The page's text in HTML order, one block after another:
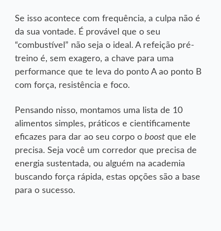
Se isso acontece com frequência, a culpa não é
da sua vontade. É provável que o seu
“combustível” não seja o ideal. A refeição pré-
treino é, sem exagero, a chave para uma
performance que te leva do ponto A ao ponto B
com força, resistência e foco.
Pensando nisso, montamos uma lista de 10
alimentos simples, práticos e cientificamente
eficazes para dar ao seu corpo o boost que ele
precisa. Seja você um corredor que precisa de
energia sustentada, ou alguém na academia
buscando força rápida, estas opções são a base
para o sucesso.